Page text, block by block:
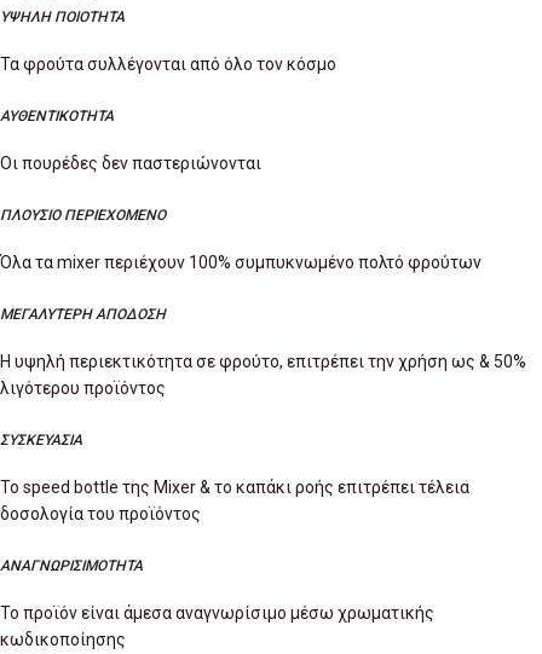
ΥΨΗΛΗ ΠΟΙΟΤΗΤΑ
Τα φρούτα συλλέγονται από όλο τον κόσμο
ΑΥΘΕΝΤΙΚΟΤΗΤΑ
Οι πουρέδες δεν παστεριώνονται
ΠΛΟΥΣΙΟ ΠΕΡΙΕΧΟΜΕΝΟ
Όλα τα mixer περιέχουν 100% συμπυκνωμένο πολτό φρούτων
ΜΕΓΑΛΥΤΕΡΗ ΑΠΟΔΟΣΗ
Η υψηλή περιεκτικότητα σε φρούτο, επιτρέπει την χρήση ως & 50%
λιγότερου προϊόντος
ΣΥΣΚΕΥΑΣΙΑ
To speed bottle της Mixer & το καπάκι ροής επιτρέπει τέλεια
δοσολογία του προϊόντος
ΑΝΑΓΝΩΡΙΣΙΜΟΤΗΤΑ
Το προϊόν είναι άμεσα αναγνωρίσιμο μέσω χρωματικής
κωδικοποίησης